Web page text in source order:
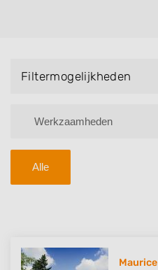
Filtermogelijkheden
Alle